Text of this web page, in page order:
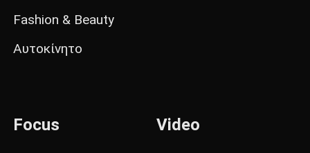
Fashion & Beauty
Αυτοκίνητο
Focus Video